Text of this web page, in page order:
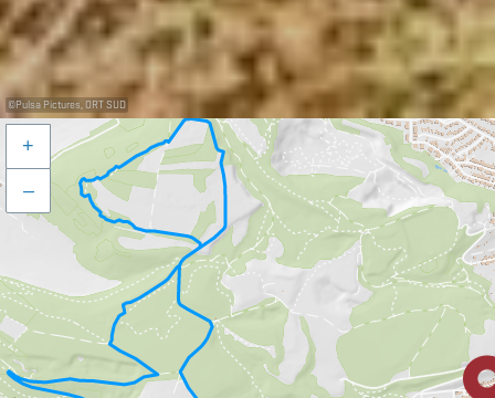
©Pulsa Pictures, ORT SUD
+
–